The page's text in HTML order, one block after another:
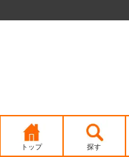
トップ 探す